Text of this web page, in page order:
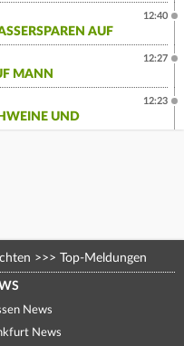
AUF
12:40
MANN
12:27
UND
12:23
>>> Top-Meldungen
News
News